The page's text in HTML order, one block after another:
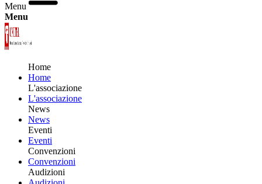
Menu
Menu
Home
Home
L'associazione
L'associazione
News
News
Eventi
Eventi
Convenzioni
Convenzioni
Audizioni